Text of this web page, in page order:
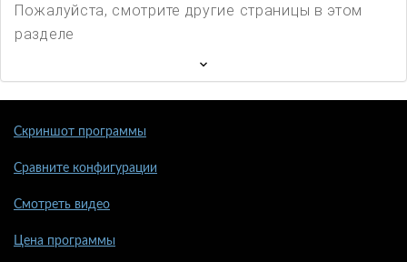
Пожалуйста, смотрите другие страницы в этом
разделе
Скриншот программы
Сравните конфигурации
Смотреть видео
Цена программы